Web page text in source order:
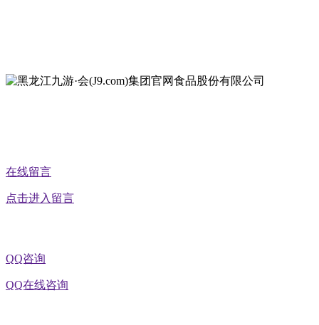
在线留言
点击进入留言
QQ咨询
QQ在线咨询